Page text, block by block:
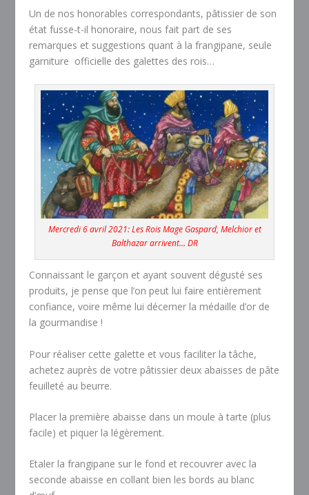
Un de nos honorables correspondants, pâtissier de son
état fusse-t-il honoraire, nous fait part de ses
remarques et suggestions quant à la frangipane, seule
garniture officielle des galettes des rois…
Mercredi 6 avril 2021: Les Rois Mage Gaspard, Melchior et
Balthazar arrivent… DR
Connaissant le garçon et ayant souvent dégusté ses
produits, je pense que l’on peut lui faire entièrement
confiance, voire même lui décerner la médaille d’or de
la gourmandise !
Pour réaliser cette galette et vous faciliter la tâche,
achetez auprès de votre pâtissier deux abaisses de pâte
feuilleté au beurre.
Placer la première abaisse dans un moule à tarte (plus
facile) et piquer la légèrement.
Etaler la frangipane sur le fond et recouvrer avec la
seconde abaisse en collant bien les bords au blanc